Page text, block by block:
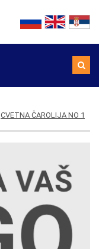
CVETNA ČAROLIJA NO 1